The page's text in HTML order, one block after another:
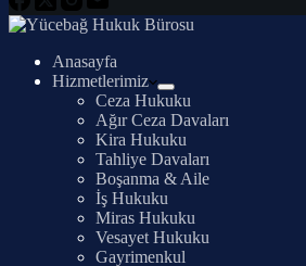
Anasayfa
Hizmetlerimiz
Ceza Hukuku
Ağır Ceza Davaları
Kira Hukuku
Tahliye Davaları
Boşanma & Aile
İş Hukuku
Miras Hukuku
Vesayet Hukuku
Gayrimenkul